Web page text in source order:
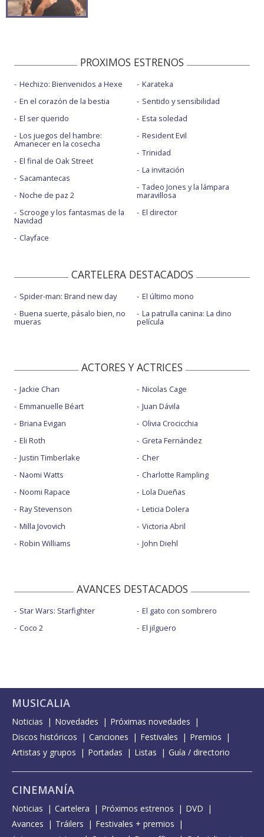
PROXIMOS ESTRENOS
Hechizo: Bienvenidos a Hexe
En el corazón de la bestia
El ser querido
Los juegos del hambre:
Amanecer en la cosecha
El final de Oak Street
Sacamantecas
Noche de paz 2
Scrooge y los fantasmas de la
Navidad
Clayface
Karateka
Sentido y sensibilidad
Esta soledad
Resident Evil
Trinidad
La invitación
Tadeo Jones y la lámpara
maravillosa
El director
CARTELERA DESTACADOS
Spider-man: Brand new day
Buena suerte, pásalo bien, no
mueras
El último mono
La patrulla canina: La dino
película
ACTORES Y ACTRICES
Jackie Chan
Emmanuelle Béart
Briana Evigan
Eli Roth
Justin Timberlake
Naomi Watts
Noomi Rapace
Ray Stevenson
Milla Jovovich
Robin Williams
Nicolas Cage
Juan Dávila
Olivia Crocicchia
Greta Fernández
Cher
Charlotte Rampling
Lola Dueñas
Leticia Dolera
Victoria Abril
John Diehl
AVANCES DESTACADOS
Star Wars: Starfighter
Coco 2
El gato con sombrero
El jilguero
MUSICALIA
Noticias Novedades
Próximas novedades
Discos históricos
Canciones Festivales
Premios
Artistas y grupos
Portadas Listas Guía / directorio
CINEMANÍA
Noticias Cartelera Próximos estrenos
DVD
Avances
Tráilers
Festivales + premios